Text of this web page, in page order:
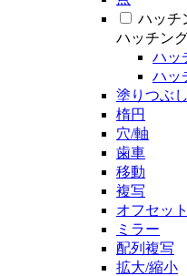
ハッチ
ハッチン
ハッ
ハッ
塗りつぶし
楕円
穴/軸
歯車
移動
複写
オフセット
ミラー
配列複写
拡大/縮小